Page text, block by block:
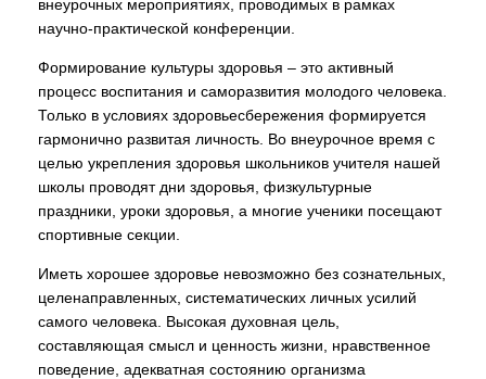
внеурочных мероприятиях, проводимых в рамках
научно-практической конференции.
Формирование культуры здоровья – это активный
процесс воспитания и саморазвития молодого человека.
Только в условиях здоровьесбережения формируется
гармонично развитая личность. Во внеурочное время с
целью укрепления здоровья школьников учителя нашей
школы проводят дни здоровья, физкультурные
праздники, уроки здоровья, а многие ученики посещают
спортивные секции.
Иметь хорошее здоровье невозможно без сознательных,
целенаправленных, систематических личных усилий
самого человека. Высокая духовная цель,
составляющая смысл и ценность жизни, нравственное
поведение, адекватная состоянию организма